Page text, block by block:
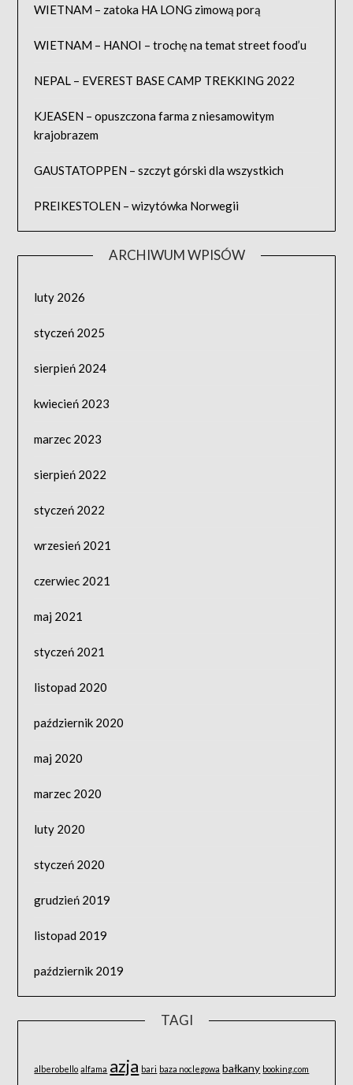
WIETNAM – zatoka HA LONG zimową porą
WIETNAM – HANOI – trochę na temat street food’u
NEPAL – EVEREST BASE CAMP TREKKING 2022
KJEASEN – opuszczona farma z niesamowitym
krajobrazem
GAUSTATOPPEN – szczyt górski dla wszystkich
PREIKESTOLEN – wizytówka Norwegii
ARCHIWUM WPISÓW
luty 2026
styczeń 2025
sierpień 2024
kwiecień 2023
marzec 2023
sierpień 2022
styczeń 2022
wrzesień 2021
czerwiec 2021
maj 2021
styczeń 2021
listopad 2020
październik 2020
maj 2020
marzec 2020
luty 2020
styczeń 2020
grudzień 2019
listopad 2019
październik 2019
TAGI
alberobello alfama azja bari baza noclegowa bałkany booking.com